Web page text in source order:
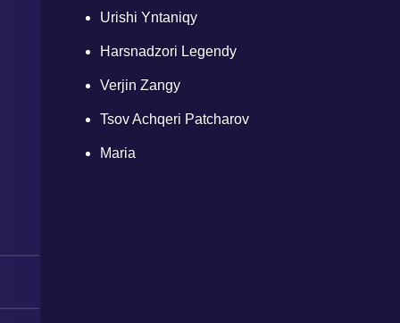
Urishi Yntaniqy
Harsnadzori Legendy
Verjin Zangy
Tsov Achqeri Patcharov
Maria